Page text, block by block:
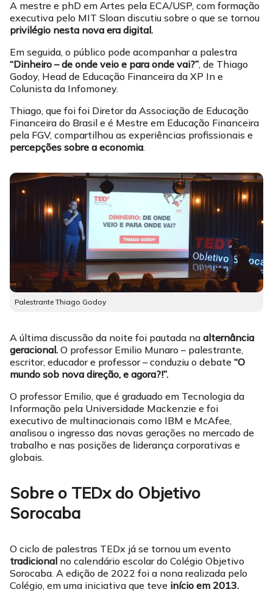
A mestre e phD em Artes pela ECA/USP, com formação
executiva pelo MIT Sloan discutiu sobre o que se tornou
privilégio nesta nova era digital.
Em seguida, o público pode acompanhar a palestra
“Dinheiro – de onde veio e para onde vai?”, de Thiago
Godoy, Head de Educação Financeira da XP In e
Colunista da Infomoney.
Thiago, que foi foi Diretor da Associação de Educação
Financeira do Brasil e é Mestre em Educação Financeira
pela FGV, compartilhou as experiências profissionais e
percepções sobre a economia.
Palestrante Thiago Godoy
A última discussão da noite foi pautada na alternância
geracional. O professor Emilio Munaro – palestrante,
escritor, educador e professor – conduziu o debate “O
mundo sob nova direção, e agora?!”.
O professor Emilio, que é graduado em Tecnologia da
Informação pela Universidade Mackenzie e foi
executivo de multinacionais como IBM e McAfee,
analisou o ingresso das novas gerações no mercado de
trabalho e nas posições de liderança corporativas e
globais.
Sobre o TEDx do Objetivo
Sorocaba
O ciclo de palestras TEDx já se tornou um evento
tradicional no calendário escolar do Colégio Objetivo
Sorocaba. A edição de 2022 foi a nona realizada pelo
Colégio, em uma iniciativa que teve início em 2013.